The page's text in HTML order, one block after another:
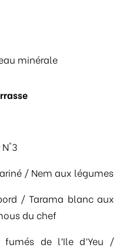
minérale
/ Nem aux légumes
/ Tarama blanc aux
du chef
de l’Ile d’Yeu /